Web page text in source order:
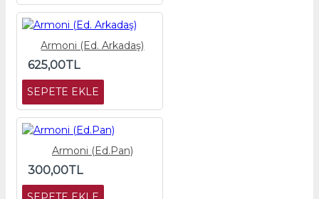
Armoni (Ed. Arkadaş)
625,00TL
SEPETE EKLE
Armoni (Ed.Pan)
300,00TL